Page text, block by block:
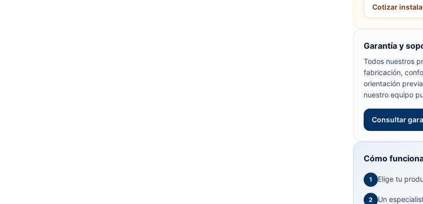
Cotizar
Garantía y
Todos nuestros
fabricación,
orientación
nuestro equipo
Consultar
Cómo
1 Elige tu
2 Un